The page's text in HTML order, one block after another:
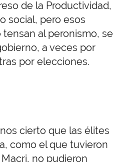
de la Productividad,
social, pero esos
al peronismo, se
a veces por
por elecciones.
cierto que las élites
como el que tuvieron
no pudieron